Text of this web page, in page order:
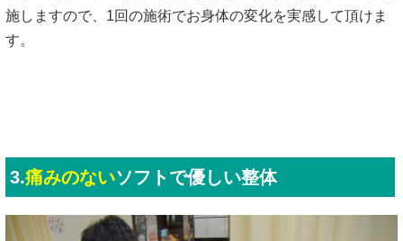
施しますので、1回の施術でお身体の変化を実感して頂けま
す。
3.痛みのないソフトで優しい整体